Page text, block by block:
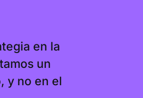
en la
un
y no en el